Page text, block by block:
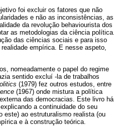
foi excluir os fatores que não
e não as inconsistências, as
da revolução behaviourista dos
as metodologias da ciência política.
das ciências sociais e para isso
empírica. E nesse aspeto,
nomeadamente o papel do regime
sentido excluí -la de trabalhos
(1979) fez outros estudos, entre
(1967) onde mistura a política
das democracias. Este livro há
a continuidade do seu
este) ao estruturalismo realista (ou
e à construção teórica.